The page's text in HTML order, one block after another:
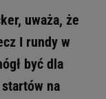
uważa, że
I rundy w
być dla
na